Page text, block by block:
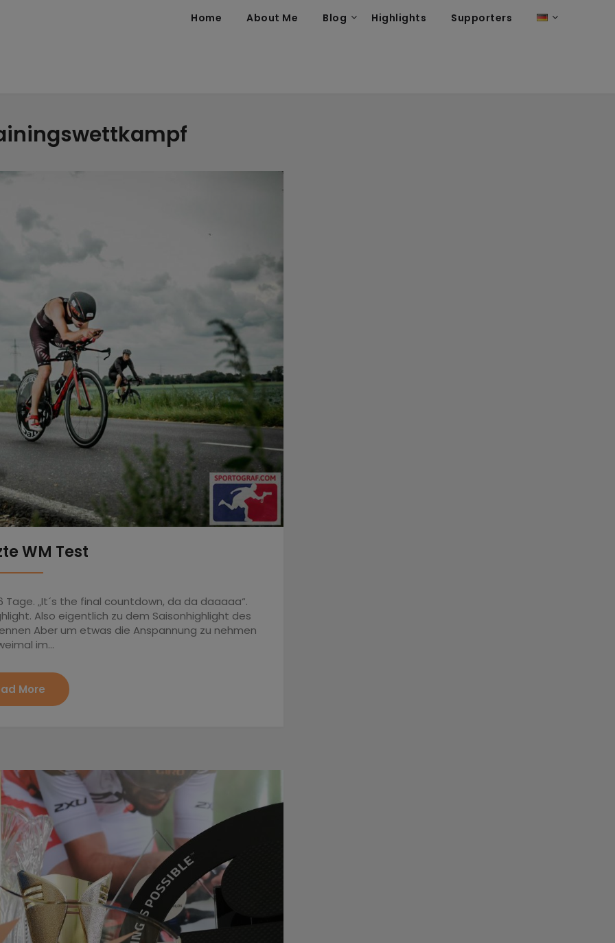
Home About Me Blog Highlights Supporters
WM Test
„It´s the final countdown, da da daaaaa“.
Also eigentlich zu dem Saisonhighlight des
Aber um etwas die Anspannung zu nehmen
im…
More